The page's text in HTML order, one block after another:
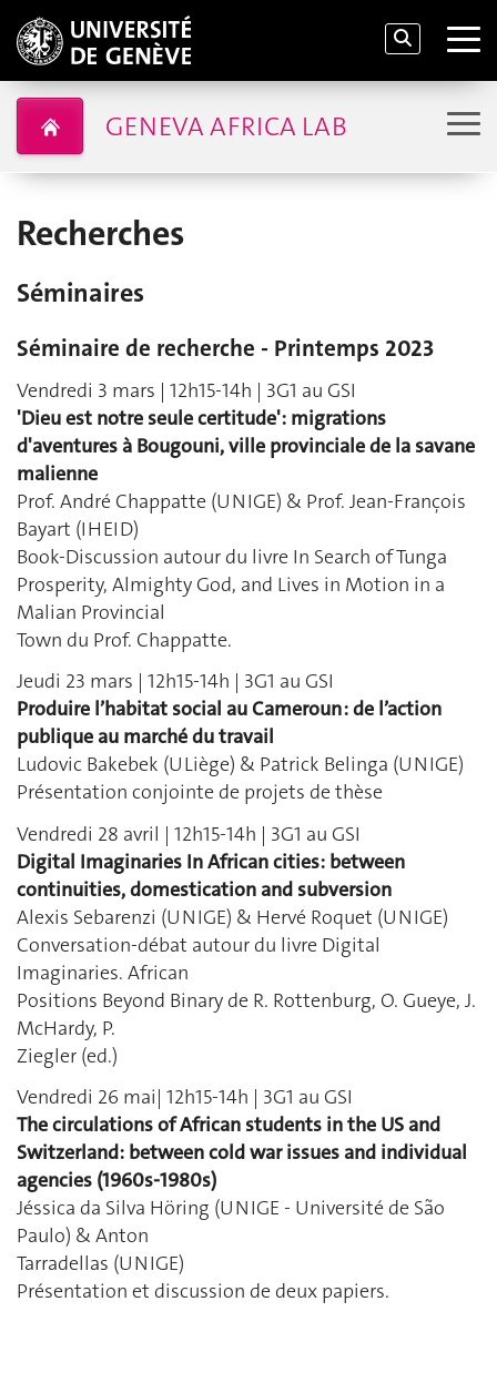
GENEVA AFRICA LAB
Recherches
Séminaires
Séminaire de recherche - Printemps 2023
Vendredi 3 mars | 12h15-14h | 3G1 au GSI
'Dieu est notre seule certitude': migrations
d'aventures à Bougouni, ville provinciale de la savane
malienne
Prof. André Chappatte (UNIGE) & Prof. Jean-François
Bayart (IHEID)
Book-Discussion autour du livre In Search of Tunga
Prosperity, Almighty God, and Lives in Motion in a
Malian Provincial
Town du Prof. Chappatte.
Jeudi 23 mars | 12h15-14h | 3G1 au GSI
Produire l’habitat social au Cameroun : de l’action
publique au marché du travail
Ludovic Bakebek (ULiège) & Patrick Belinga (UNIGE)
Présentation conjointe de projets de thèse
Vendredi 28 avril | 12h15-14h | 3G1 au GSI
Digital Imaginaries In African cities: between
continuities, domestication and subversion
Alexis Sebarenzi (UNIGE) & Hervé Roquet (UNIGE)
Conversation-débat autour du livre Digital
Imaginaries. African
Positions Beyond Binary de R. Rottenburg, O. Gueye, J.
McHardy, P.
Ziegler (ed.)
Vendredi 26 mai| 12h15-14h | 3G1 au GSI
The circulations of African students in the US and
Switzerland: between cold war issues and individual
agencies (1960s-1980s)
Jéssica da Silva Höring (UNIGE - Université de São
Paulo) & Anton
Tarradellas (UNIGE)
Présentation et discussion de deux papiers.